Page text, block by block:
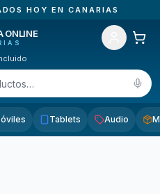
HOY EN CANARIAS
ONLINE
Tablets Audio